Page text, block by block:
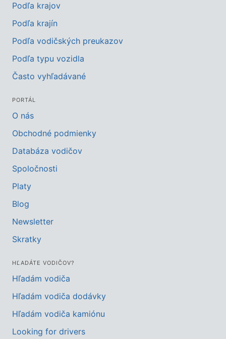
Podľa krajov
Podľa krajín
Podľa vodičských preukazov
Podľa typu vozidla
Často vyhľadávané
PORTÁL
O nás
Obchodné podmienky
Databáza vodičov
Spoločnosti
Platy
Blog
Newsletter
Skratky
HĽADÁTE VODIČOV?
Hľadám vodiča
Hľadám vodiča dodávky
Hľadám vodiča kamiónu
Looking for drivers